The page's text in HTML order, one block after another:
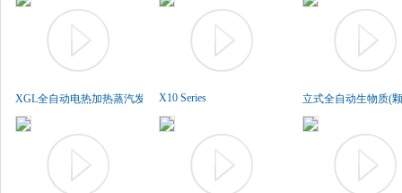
XGL全自动电热加热蒸汽发生..X10 Series 立式全自动生物质(